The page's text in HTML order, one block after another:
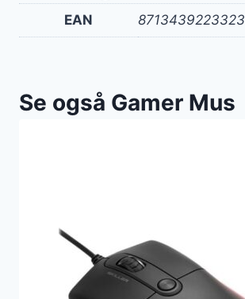
EAN 8713439223323
Se også Gamer Mus